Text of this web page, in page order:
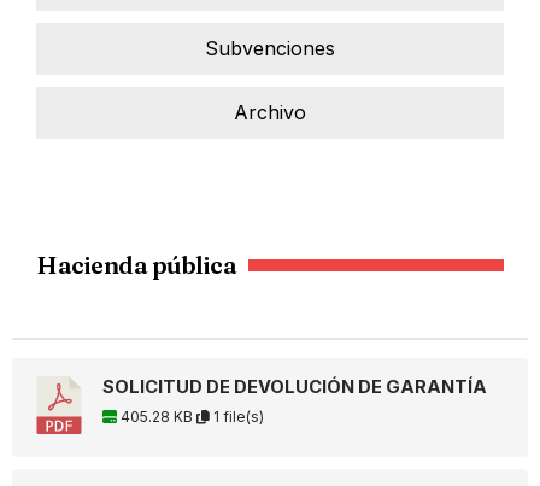
Subvenciones
Archivo
Hacienda pública
SOLICITUD DE DEVOLUCIÓN DE GARANTÍA
405.28 KB 1 file(s)